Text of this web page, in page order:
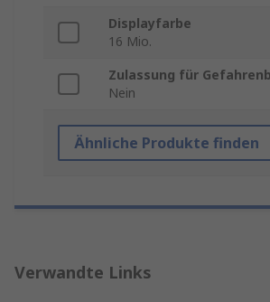
Displayfarbe
16 Mio.
Zulassung für
Nein
Ähnliche Produkte finden
Verwandte Links